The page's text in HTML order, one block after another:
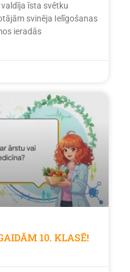
īsta svētku
svinēja Ielīgošanas
ieradās
10. KLASĒ!